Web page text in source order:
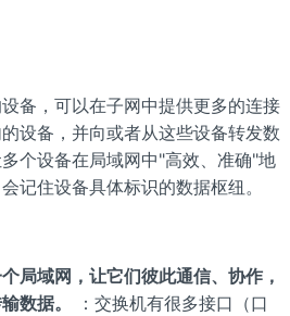
备，可以在子网中提供更多的连接
设备，并向或者从这些设备转发数
个设备在局域网中"高效、准确"地
记住设备具体标识的数据枢纽。
局域网，让它们彼此通信、协作，
数据。
：交换机有很多接口（口